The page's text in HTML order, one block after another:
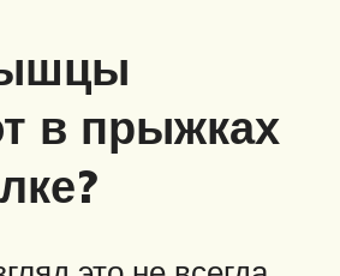
в прыжках